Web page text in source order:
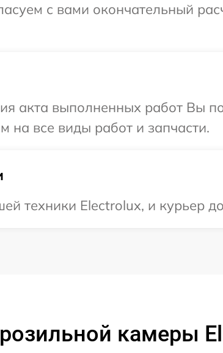
с вами окончательный
акта выполненных работ Вы
на все виды работ и запчасти.
техники Electrolux, и курьер
камеры